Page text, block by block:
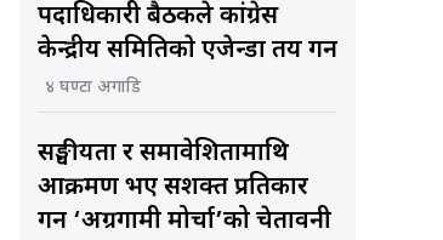
पदाधिकारी बैठकले कांग्रेस
केन्द्रीय समितिकाे एजेन्डा तय गर्ने
४ घण्टा अगाडि
सङ्घीयता र समावेशितामाथि
आक्रमण भए सशक्त प्रतिकार
गर्ने ‘अग्रगामी मोर्चा’को चेतावनी